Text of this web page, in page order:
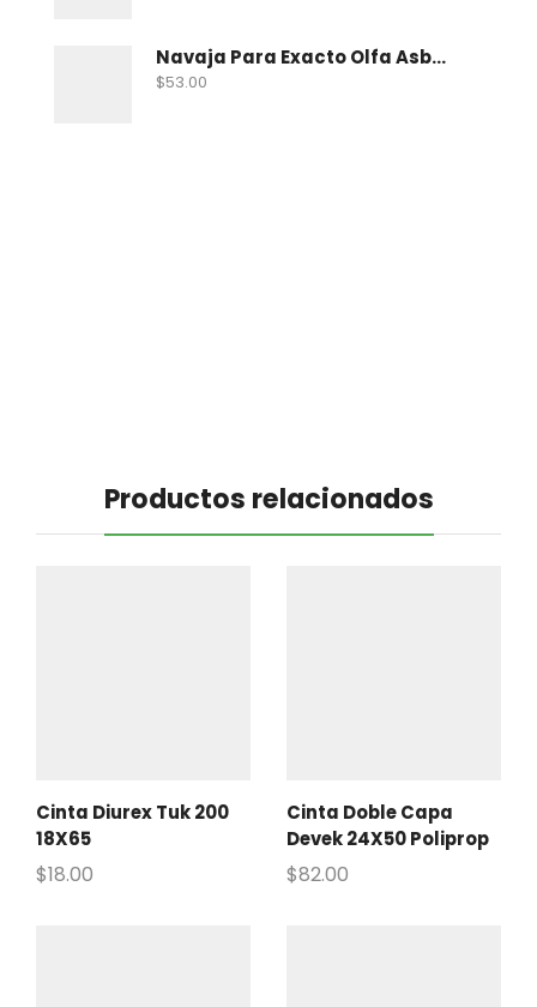
Navaja Para Exacto Olfa Asbb-10 C/10 Nav
$53.00
Productos relacionados
Cinta Diurex Tuk 200
18X65
$18.00
Cinta Doble Capa
Devek 24X50 Poliprop
$82.00